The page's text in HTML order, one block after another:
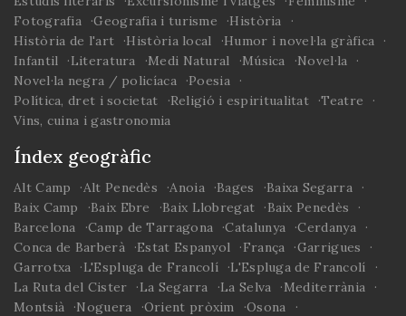
Fotografia
Geografia i turisme
Història
Història de l'art
Història local
Humor i novel·la gràfica
Infantil
Literatura Medi Natural Música
Novel·la
Novel·la negra / policíaca
Poesia
Política, dret i societat
Religió i espiritualitat
Teatre
Vins, cuina i gastronomia
Índex geogràfic
Alt Camp Alt Penedès Anoia Bages
Baixa Segarra
Baix Camp
Baix Ebre Baix Llobregat
Baix Penedès
Barcelona
Camp de Tarragona Catalunya
Cerdanya
Conca de Barberà
Estat Espanyol França
Garrigues
Garrotxa
L'Espluga de Francolí
L'Espluga de Francolí
La Ruta del Cister
La Segarra La Selva
Mediterrània
Montsià
Noguera Orient pròxim
Osona